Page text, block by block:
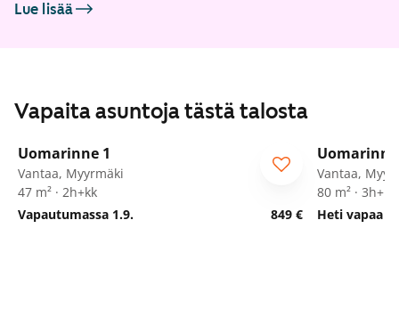
Lue lisää
Vapaita asuntoja tästä talosta
/21
Uomarinne 1
Vantaa, Myyrmäki
47 m² · 2h+kk
Vapautumassa 1.9.
849 €
Vantaa,
80 m² · 3h+k
Heti vapaa